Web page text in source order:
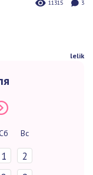
11315 3
lelik
Вс
1
2